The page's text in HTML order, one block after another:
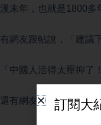
漢末年，也就是1800多
有網友跟帖說，「建議
「中國人活得太壓抑了
還有網友說，「誰也不